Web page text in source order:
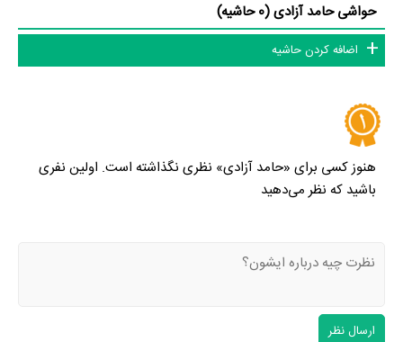
حواشی حامد آزادی (0 حاشیه)
اضافه کردن حاشیه
هنوز کسی برای «حامد آزادی» نظری نگذاشته است. اولین نفری
باشید که نظر می‌دهید
ارسال نظر